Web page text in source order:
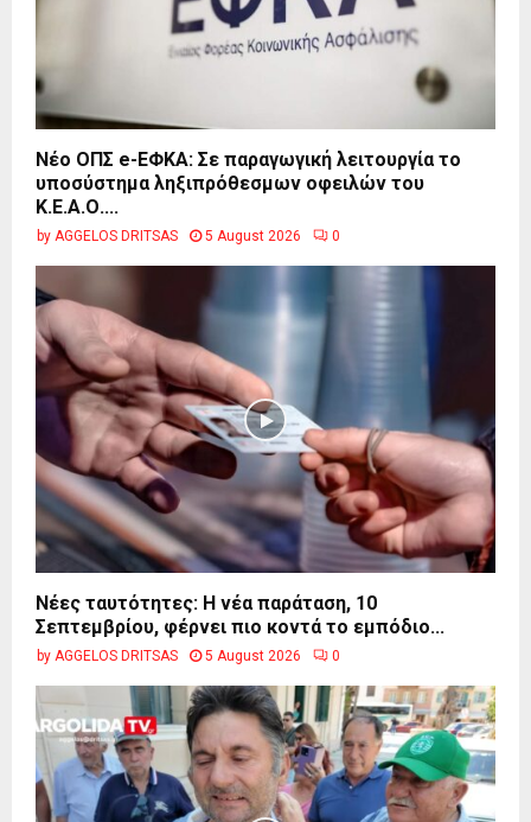
Νέο ΟΠΣ e-ΕΦΚΑ: Σε παραγωγική λειτουργία το
υποσύστημα ληξιπρόθεσμων οφειλών του
Κ.Ε.Α.Ο....
by AGGELOS DRITSAS 5 August 2026 0
Νέες ταυτότητες: Η νέα παράταση, 10
Σεπτεμβρίου, φέρνει πιο κοντά το εμπόδιο...
by AGGELOS DRITSAS 5 August 2026 0